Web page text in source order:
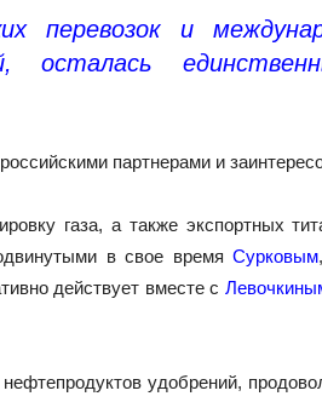
перевозок и
осталась
партнерами и
газа, а также экспортных
в свое время Сурковым
действует вместе с
удобрений,